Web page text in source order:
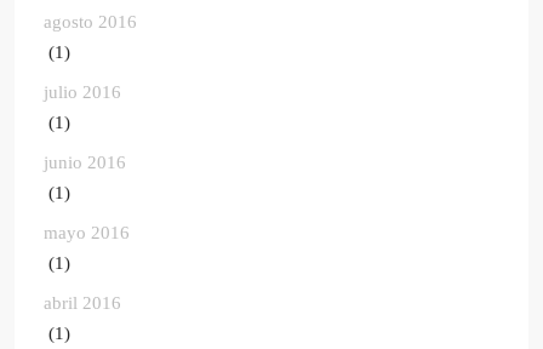
agosto 2016
(1)
julio 2016
(1)
junio 2016
(1)
mayo 2016
(1)
abril 2016
(1)